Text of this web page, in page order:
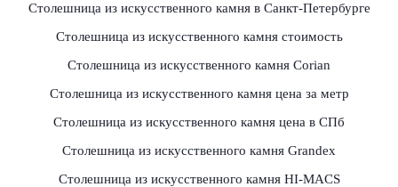
Столешница из искусственного камня в Санкт-Петербурге
Столешница из искусственного камня стоимость
Столешница из искусственного камня Сorian
Столешница из искусственного камня цена за метр
Столешница из искусственного камня цена в СПб
Столешница из искусственного камня Grandex
Столешница из искусственного камня HI-MACS